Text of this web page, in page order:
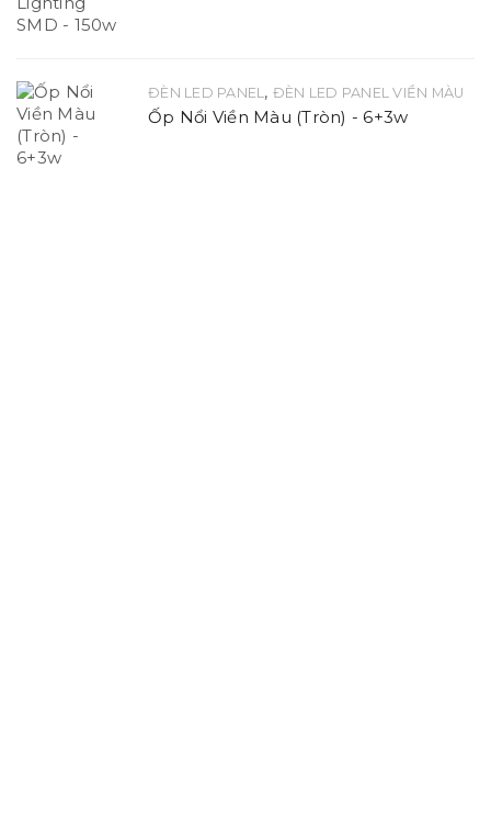
ĐÈN LED PANEL, ĐÈN LED PANEL VIỀN MÀU
Ốp Nổi Viền Màu (Tròn) - 6+3w